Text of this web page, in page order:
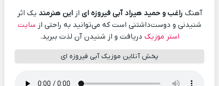
آهنگ راغب و حمید هیراد آبی فیروزه ای ازاین هنرمند یک اثر
شنیدنی و دوست‌داشتنی است که می‌توانید به راحتی از سایت
استر موزیک دریافت و از شنیدن آن لذت ببرید.
پخش آنلاین موزیک آبی فیروزه ای